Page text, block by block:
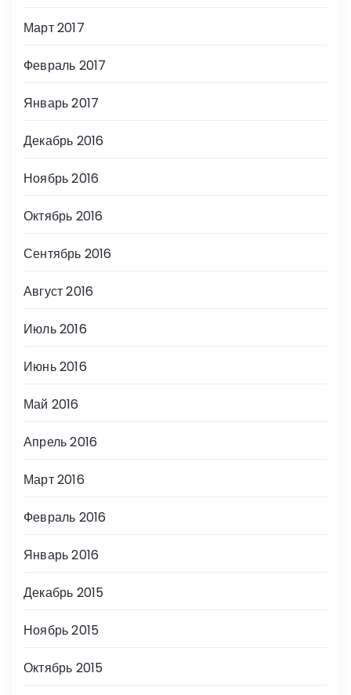
Март 2017
Февраль 2017
Январь 2017
Декабрь 2016
Ноябрь 2016
Октябрь 2016
Сентябрь 2016
Август 2016
Июль 2016
Июнь 2016
Май 2016
Апрель 2016
Март 2016
Февраль 2016
Январь 2016
Декабрь 2015
Ноябрь 2015
Октябрь 2015